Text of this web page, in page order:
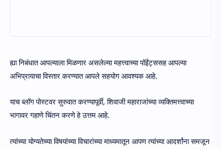
ह्या निबंधात आपल्याला मिळणार असलेल्या महत्त्वाच्या पॉईंट्ससह आपल्या
अभिप्रायाचा विस्तार करण्यात आपले सहयोग आवश्यक आहे.
याच ब्लॉग पोस्टवर सुरुवात करण्यापूर्वी, शिवाजी महाराजांच्या व्यक्तिमत्त्वाच्या
भागावर गहाणे चिंतन करणे हे उत्तम आहे.
त्यांच्या योग्यतेच्या विषयांच्या विचारांच्या माध्यमातून आपण त्यांच्या आदर्शांना समजून